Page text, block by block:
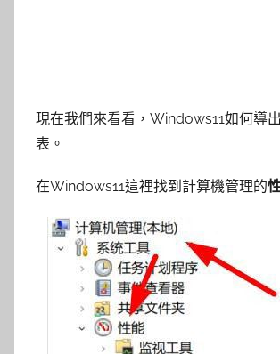
現在我們來看看，Windows11如何導
表。
在Windows11這裡找到計算機管理的